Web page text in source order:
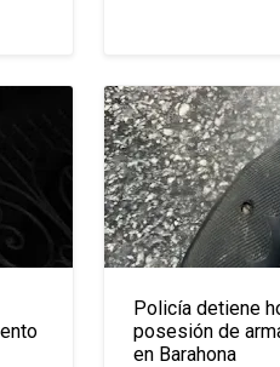
Policía detiene
posesión de
en Barahona